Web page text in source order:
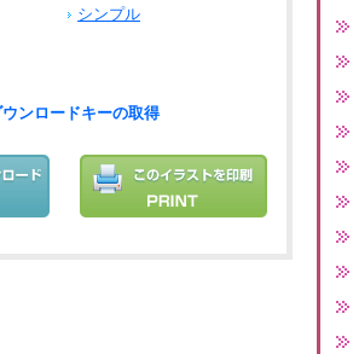
シンプル
ウンロードキーの取得